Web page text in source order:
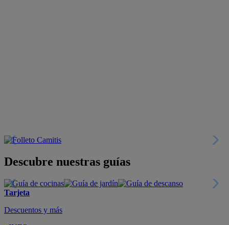
Descubre nuestras guías
Tarjeta
Descuentos y más